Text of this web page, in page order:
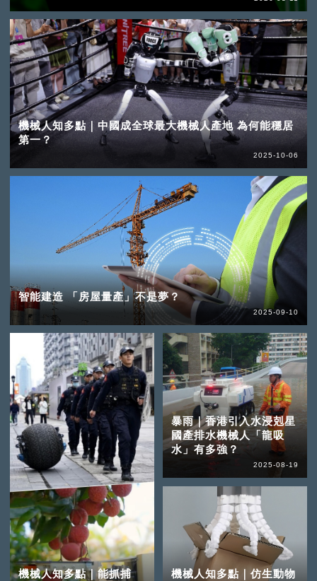
機械人知多點｜中國成全球最大機械人產地 為何能穩居
第一？
2025-10-06
智能建造 「房屋量產」不是夢？
2025-09-10
機械人知多點｜能抓捕
暴雨｜香港引入水浸剋星
國產排水機械人「龍吸
水」有多強？
2025-08-19
機械人知多點｜仿生動物